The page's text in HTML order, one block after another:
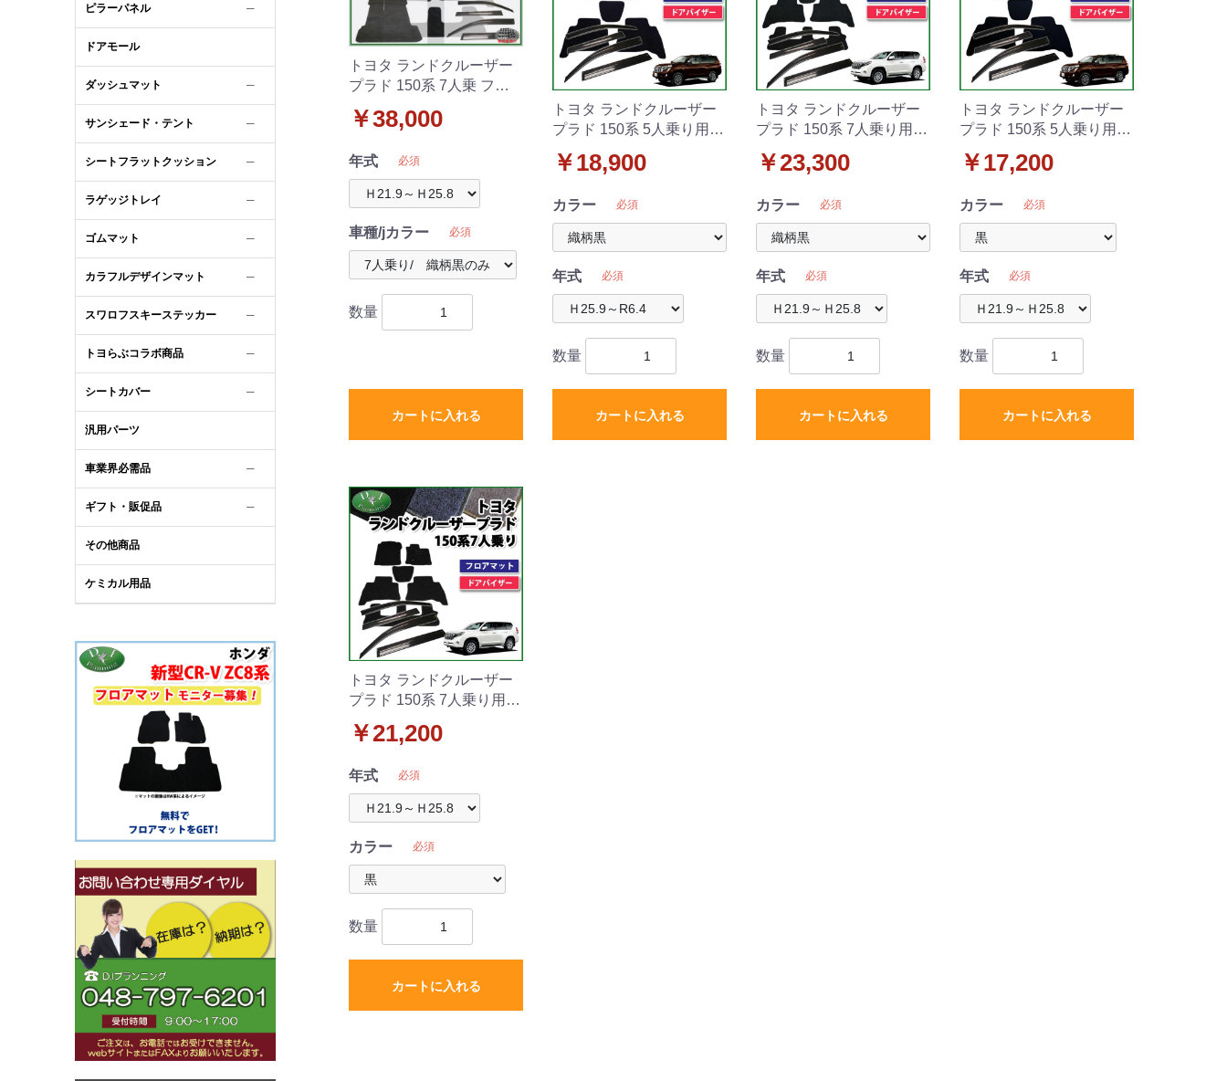
ピラーパネル ─
ドアモール
ダッシュマット ─
サンシェード・テント ─
シートフラットクッション ─
ラゲッジトレイ ─
ゴムマット ─
カラフルデザインマット ─
スワロフスキーステッカー ─
トヨらぶコラボ商品 ─
シートカバー ─
汎用パーツ
車業界必需品 ─
ギフト・販促品 ─
その他商品
ケミカル用品
トヨタ ランドクルーザー
プラド 150系 7人乗 フロ
ザー(金具有) 織柄黒
￥38,000
年式 必須
車種/jカラー 必須
数量
カートに入れる
トヨタ ランドクルーザー
プラド 150系 5人乗り用
ー(金具有) 織柄シリーズ
￥18,900
カラー 必須
年式 必須
数量
カートに入れる
トヨタ ランドクルーザー
プラド 150系 7人乗り用
ー セット 織柄シリーズ
￥23,300
カラー 必須
年式 必須
数量
カートに入れる
トヨタ ランドクルーザー
プラド 150系 5人乗り用
ー(金具有) DXシリーズ
￥17,200
カラー 必須
年式 必須
数量
カートに入れる
トヨタ ランドクルーザー
プラド 150系 7人乗り用
ー セット DXシリーズ
￥21,200
年式 必須
カラー 必須
数量
カートに入れる